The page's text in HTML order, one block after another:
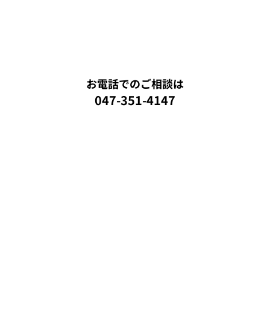
お電話でのご相談は
047-351-4147